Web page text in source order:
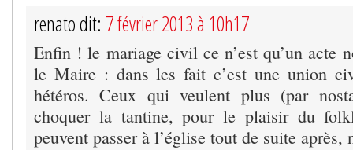
renato dit: 7 février 2013 à 10h17
Enfin ! le mariage civil ce n’est qu’un acte
le Maire : dans les fait c’est une union
hétéros. Ceux qui veulent plus (par
choquer la tantine, pour le plaisir du
peuvent passer à l’église tout de suite après,